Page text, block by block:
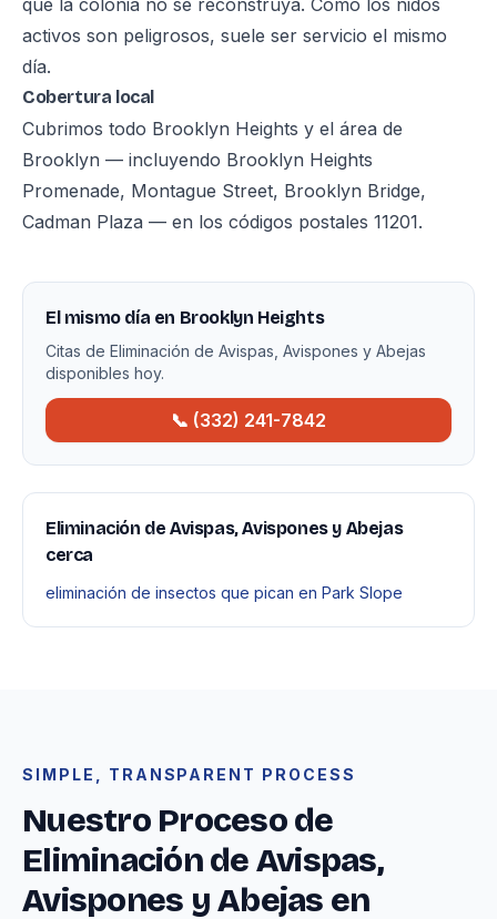
que la colonia no se reconstruya. Como los nidos
activos son peligrosos, suele ser servicio el mismo
día.
Cobertura local
Cubrimos todo Brooklyn Heights y el área de
Brooklyn — incluyendo Brooklyn Heights
Promenade, Montague Street, Brooklyn Bridge,
Cadman Plaza — en los códigos postales 11201.
El mismo día en Brooklyn Heights
Citas de Eliminación de Avispas, Avispones y Abejas
disponibles hoy.
📞 (332) 241-7842
Eliminación de Avispas, Avispones y Abejas
cerca
eliminación de insectos que pican en Park Slope
SIMPLE, TRANSPARENT PROCESS
Nuestro Proceso de
Eliminación de Avispas,
Avispones y Abejas en